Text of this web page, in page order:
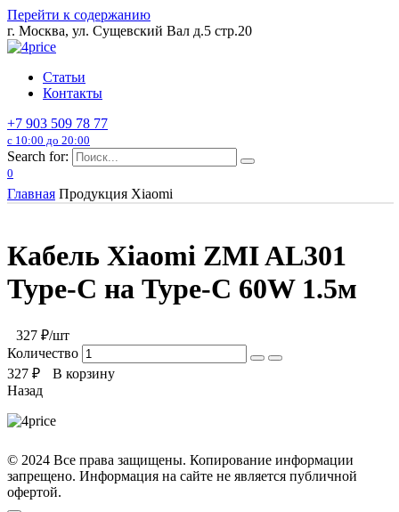
Перейти к содержанию
г. Москва, ул. Сущевский Вал д.5 стр.20
Статьи
Контакты
+7 903 509 78 77
с 10:00 до 20:00
Search for:
0
Главная Продукция Xiaomi
Кабель Xiaomi ZMI AL301
Type-C на Type-C 60W 1.5м
327 ₽/шт
Количество
327 ₽
В корзину
Назад
© 2024 Все права защищены. Копирование информации
запрещено. Информация на сайте не является публичной
офертой.